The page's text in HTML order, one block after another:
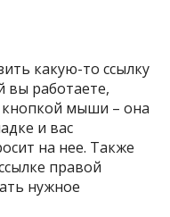
какую-то ссылку
вы работаете,
мыши – она
и вас
на нее. Также
правой
нужное